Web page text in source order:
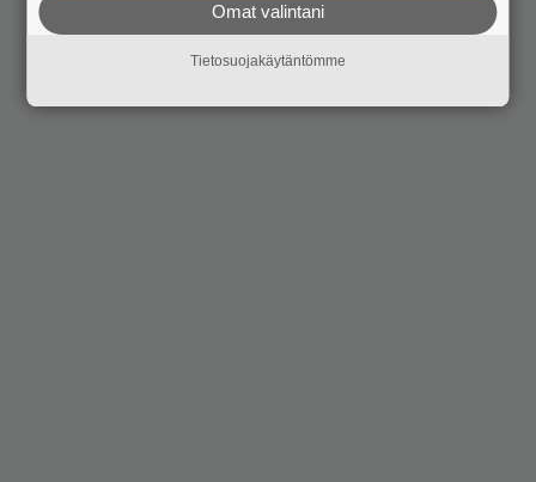
Omat valintani
Tietosuojakäytäntömme